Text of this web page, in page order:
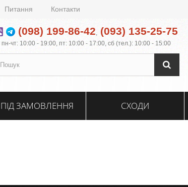
Питання Контакти
(098) 199-86-42, (093) 135-25-75
пн-чт: 10:00 - 19:00, пт: 10:00 - 17:00, сб (тел.): 10:00 - 15:00
ПІД ЗАМОВЛЕННЯ СХОДИ